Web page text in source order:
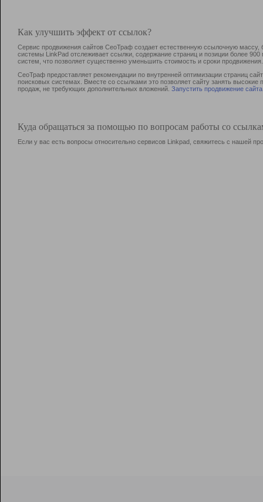
Как улучшить эффект от ссылок?
Сервис продвижения сайтов СеоТраф создает естественную ссылочную
системы LinkPad отслеживает ссылки, содержание страниц и позиции более
систем, что позволяет существенно уменьшить стоимость и сроки продвижения.
СеоТраф предоставляет рекомендации по внутренней оптимизации страниц
поисковых системах. Вместе со ссылками это позволяет сайту занять
продаж, не требующих дополнительных вложений. Запустить продвижение сайта
Куда обращаться за помощью по вопросам работы со
Если у вас есть вопросы относительно сервисов Linkpad, свяжитесь с нашей